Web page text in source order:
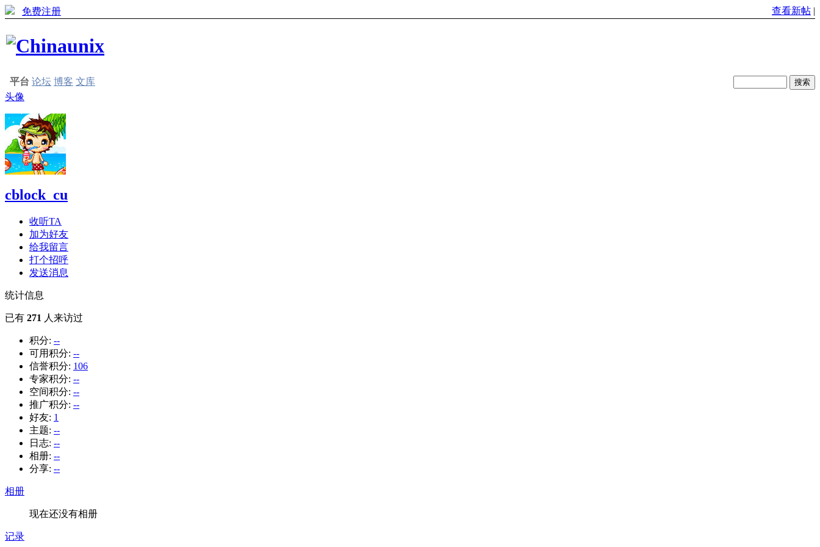
免费注册 查看新帖 |
平台 论坛 博客 文库
头像
cblock_cu
收听TA
加为好友
给我留言
打个招呼
发送消息
统计信息
已有 271 人来访过
积分: --
可用积分: --
信誉积分: 106
专家积分: --
空间积分: --
推广积分: --
好友: 1
主题: --
日志: --
相册: --
分享: --
相册
现在还没有相册
记录